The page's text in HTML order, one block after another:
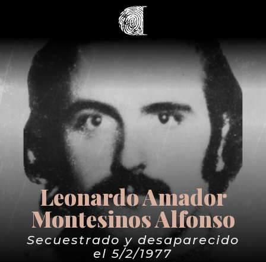
Leonardo Amador
Montesinos Alfonso
Secuestrado y desaparecido
el 5/2/1977